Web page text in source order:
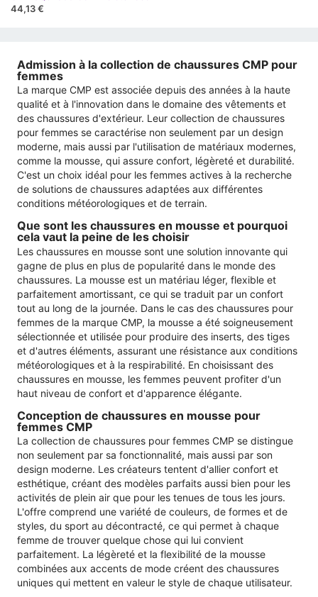
44,13 €
Admission à la collection de chaussures CMP pour
femmes
La marque CMP est associée depuis des années à la haute
qualité et à l'innovation dans le domaine des vêtements et
des chaussures d'extérieur. Leur collection de chaussures
pour femmes se caractérise non seulement par un design
moderne, mais aussi par l'utilisation de matériaux modernes,
comme la mousse, qui assure confort, légèreté et durabilité.
C'est un choix idéal pour les femmes actives à la recherche
de solutions de chaussures adaptées aux différentes
conditions météorologiques et de terrain.
Que sont les chaussures en mousse et pourquoi
cela vaut la peine de les choisir
Les chaussures en mousse sont une solution innovante qui
gagne de plus en plus de popularité dans le monde des
chaussures. La mousse est un matériau léger, flexible et
parfaitement amortissant, ce qui se traduit par un confort
tout au long de la journée. Dans le cas des chaussures pour
femmes de la marque CMP, la mousse a été soigneusement
sélectionnée et utilisée pour produire des inserts, des tiges
et d'autres éléments, assurant une résistance aux conditions
météorologiques et à la respirabilité. En choisissant des
chaussures en mousse, les femmes peuvent profiter d'un
haut niveau de confort et d'apparence élégante.
Conception de chaussures en mousse pour
femmes CMP
La collection de chaussures pour femmes CMP se distingue
non seulement par sa fonctionnalité, mais aussi par son
design moderne. Les créateurs tentent d'allier confort et
esthétique, créant des modèles parfaits aussi bien pour les
activités de plein air que pour les tenues de tous les jours.
L'offre comprend une variété de couleurs, de formes et de
styles, du sport au décontracté, ce qui permet à chaque
femme de trouver quelque chose qui lui convient
parfaitement. La légèreté et la flexibilité de la mousse
combinées aux accents de mode créent des chaussures
uniques qui mettent en valeur le style de chaque utilisateur.